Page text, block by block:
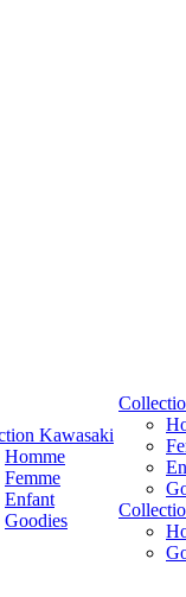
Kawasaki
Homme
Femme
Enfant
Goodies